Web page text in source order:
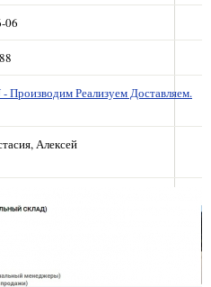
06
Производим Реализуем Доставляем.
Алексей